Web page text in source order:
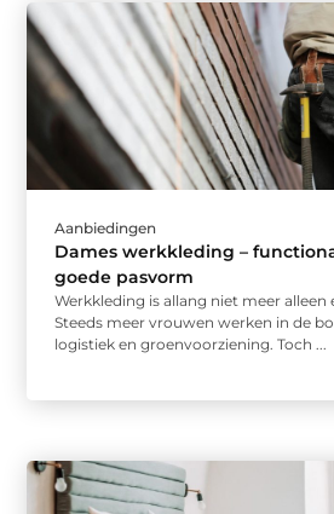
Aanbiedingen
Dames werkkleding –
goede pasvorm
Werkkleding is allang niet meer alleen
Steeds meer vrouwen werken in de
logistiek en groenvoorziening. Toch ...